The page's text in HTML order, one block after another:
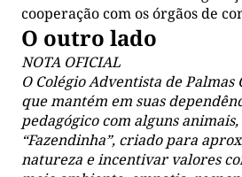
cooperação com os órgãos de
O outro lado
NOTA OFICIAL
O Colégio Adventista de Palmas
que mantém em suas
pedagógico com alguns
“Fazendinha”, criado para
natureza e incentivar valores